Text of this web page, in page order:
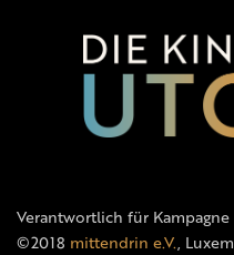
Verantwortlich für
©2018 mittendrin e.V.,